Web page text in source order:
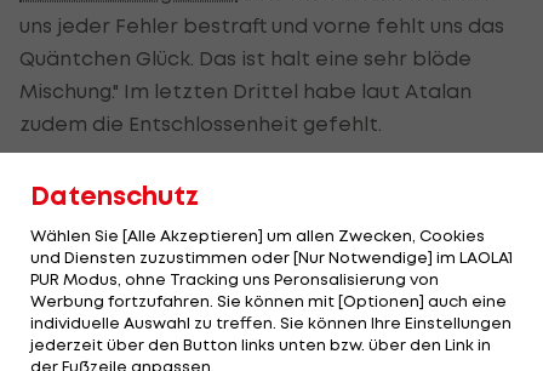
uns jeder Fehler bestraft und vorne fehlt uns das
Quäntchen Glück. Das ist halt eine sehr blöde
Mischung." Im letzten Drittel habe laut Atalan
zudem die Entschlossenheit gefehlt.
Atalan nimmt Führungsspieler in die
Pflicht
Besonders von den routinierten Spieler habe er
sich in dieser Partie mehr erwartet. "Da muss man
heute auch einmal die Führungsspieler zur
Datenschutz
Wählen Sie [Alle Akzeptieren] um allen Zwecken, Cookies
und Diensten zuzustimmen oder [Nur Notwendige] im LAOLA1
PUR Modus, ohne Tracking uns Peronsalisierung von
Werbung fortzufahren. Sie können mit [Optionen] auch eine
individuelle Auswahl zu treffen. Sie können Ihre Einstellungen
jederzeit über den Button links unten bzw. über den Link in
der Fußzeile anpassen.